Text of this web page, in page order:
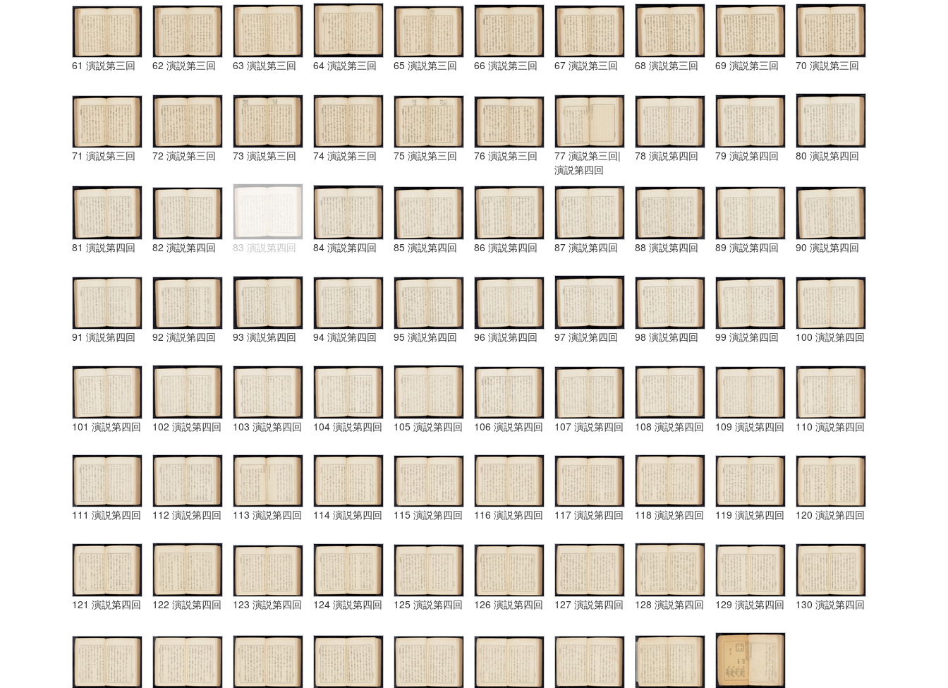
61 演説第三回 62 演説第三回 63 演説第三回 64 演説第三回 65 演説第三回 66 演説第三回 67 演説第三回 68 演説第三回 69 演説第三回 70 演説第三回
71 演説第三回 72 演説第三回 73 演説第三回 74 演説第三回 75 演説第三回 76 演説第三回
77 演説第三回|
演説第四回
78 演説第四回 79 演説第四回 80 演説第四回
81 演説第四回 82 演説第四回 83 演説第四回 84 演説第四回 85 演説第四回 86 演説第四回 87 演説第四回 88 演説第四回 89 演説第四回 90 演説第四回
91 演説第四回 92 演説第四回 93 演説第四回 94 演説第四回 95 演説第四回 96 演説第四回 97 演説第四回 98 演説第四回 99 演説第四回 100 演説第四回
101 演説第四回 102 演説第四回 103 演説第四回 104 演説第四回 105 演説第四回 106 演説第四回 107 演説第四回 108 演説第四回 109 演説第四回 110 演説第四回
111 演説第四回 112 演説第四回 113 演説第四回 114 演説第四回 115 演説第四回 116 演説第四回 117 演説第四回 118 演説第四回 119 演説第四回 120 演説第四回
121 演説第四回 122 演説第四回 123 演説第四回 124 演説第四回 125 演説第四回 126 演説第四回 127 演説第四回 128 演説第四回 129 演説第四回 130 演説第四回